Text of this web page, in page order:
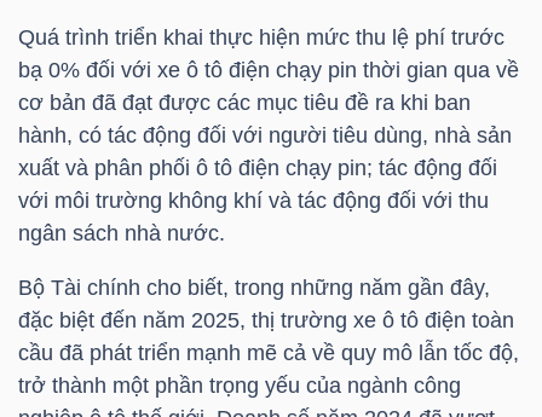
Quá trình triển khai thực hiện mức thu lệ phí trước
bạ 0% đối với xe ô tô điện chạy pin thời gian qua về
cơ bản đã đạt được các mục tiêu đề ra khi ban
hành, có tác động đối với người tiêu dùng, nhà sản
xuất và phân phối ô tô điện chạy pin; tác động đối
với môi trường không khí và tác động đối với thu
ngân sách nhà nước.
Bộ Tài chính cho biết, trong những năm gần đây,
đặc biệt đến năm 2025, thị trường xe ô tô điện toàn
cầu đã phát triển mạnh mẽ cả về quy mô lẫn tốc độ,
trở thành một phần trọng yếu của ngành công
CỔ
PHIẾU
PHÁI
SINH
TRÁI
PHIẾU